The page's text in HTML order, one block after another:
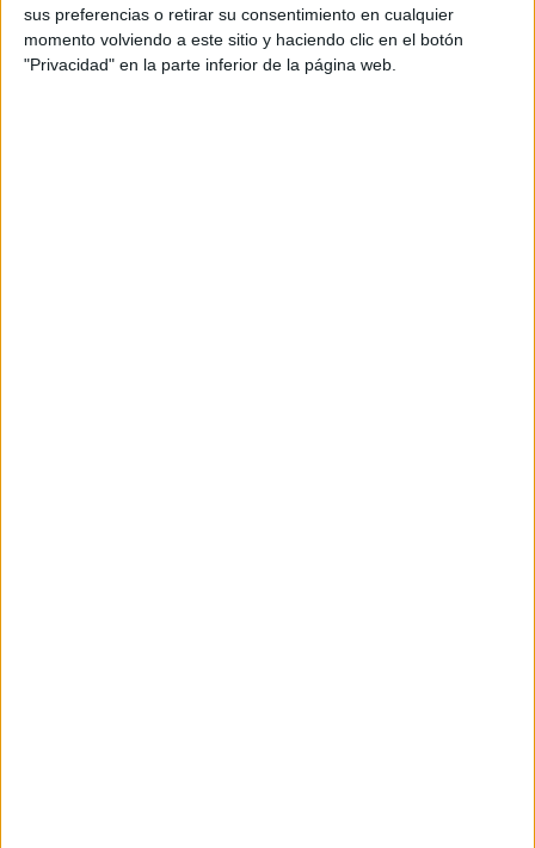
sus preferencias o retirar su consentimiento en cualquier
momento volviendo a este sitio y haciendo clic en el botón
"Privacidad" en la parte inferior de la página web.
Intensidad y VAR en la segunda
parte